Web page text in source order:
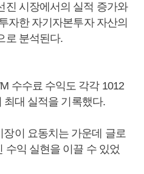
진 시장에서의 실적 증가와
자한 자기자본투자 자산의
로 분석된다.
수수료 수익도 각각 1012
최대 실적을 기록했다.
장이 요동치는 가운데 글로
수익 실현을 이끌 수 있었